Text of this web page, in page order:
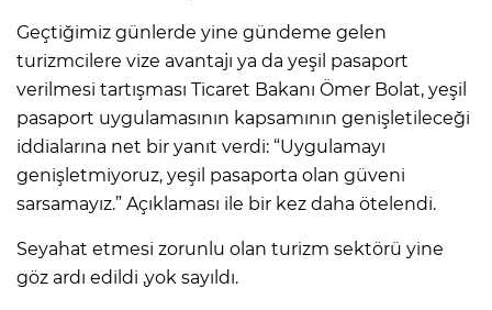
Geçtiğimiz günlerde yine gündeme gelen
turizmcilere vize avantajı ya da yeşil pasaport
verilmesi tartışması Ticaret Bakanı Ömer Bolat, yeşil
pasaport uygulamasının kapsamının genişletileceği
iddialarına net bir yanıt verdi: “Uygulamayı
genişletmiyoruz, yeşil pasaporta olan güveni
sarsamayız.” Açıklaması ile bir kez daha ötelendi.
Seyahat etmesi zorunlu olan turizm sektörü yine
göz ardı edildi ,yok sayıldı.